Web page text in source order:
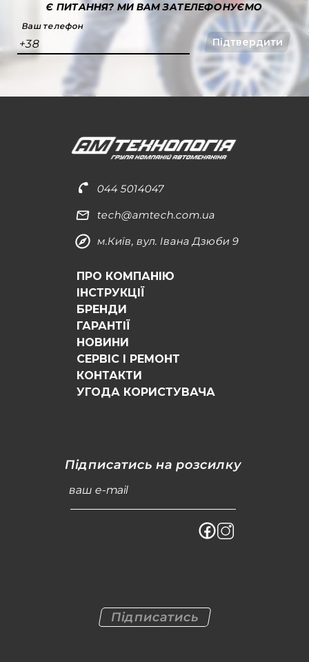
Є ПИТАННЯ?МИ ВАМ ЗАТЕЛЕФОНУЄМО
Ваш телефон
+38 Підтвердити
044 5014047
tech@amtech.com.ua
м.Київ, вул. Івана Дзюби 9
ПРО КОМПАНІЮ
ІНСТРУКЦІЇ
БРЕНДИ
ГАРАНТІЇ
НОВИНИ
СЕРВІС І РЕМОНТ
КОНТАКТИ
УГОДА КОРИСТУВАЧА
Підписатись на розсилку
ваш e-mail
Підписатись